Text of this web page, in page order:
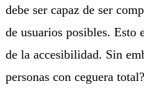
debe ser capaz de ser
de usuarios posibles. Esto
de la accesibilidad. Sin
personas con ceguera total?